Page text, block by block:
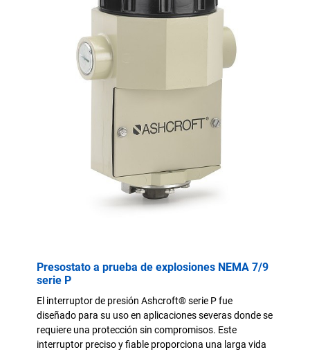
Presostato a prueba de explosiones NEMA 7/9
serie P
El interruptor de presión Ashcroft® serie P fue
diseñado para su uso en aplicaciones severas donde se
requiere una protección sin compromisos. Este
interruptor preciso y fiable proporciona una larga vida